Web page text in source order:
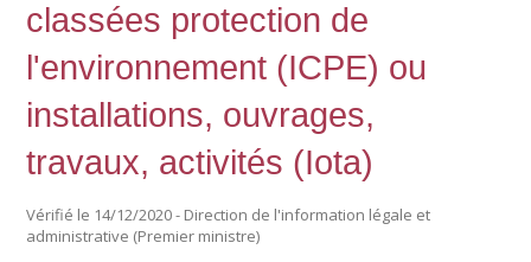
classées protection de
l'environnement (ICPE) ou
installations, ouvrages,
travaux, activités (Iota)
Vérifié le 14/12/2020 - Direction de l'information légale et
administrative (Premier ministre)